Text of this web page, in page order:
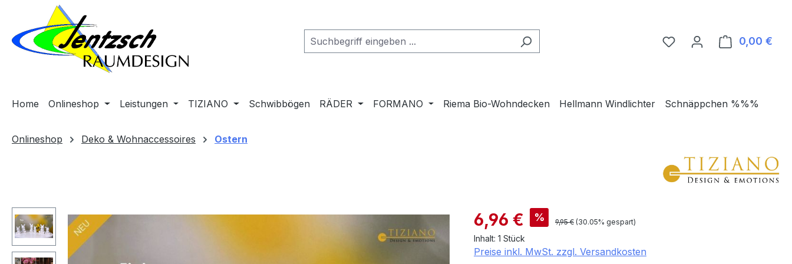
Hauptinhalt springen
Zur Suche springen
Zur Hauptnavigation springen
0,00 €
Home Onlineshop Leistungen TIZIANO Schwibbögen RÄDER FORMANO Riema Bio-Wohndecken Hellmann Windlichter Schnäppchen %%%
Onlineshop Deko & Wohnaccessoires Ostern
Bildergalerie überspringen Verkaufspreis:
6,96 € % Regulärer Preis:
9,95 € (30.05% gespart)
Inhalt: 1 Stück
Preise inkl. MwSt. zzgl. Versandkosten